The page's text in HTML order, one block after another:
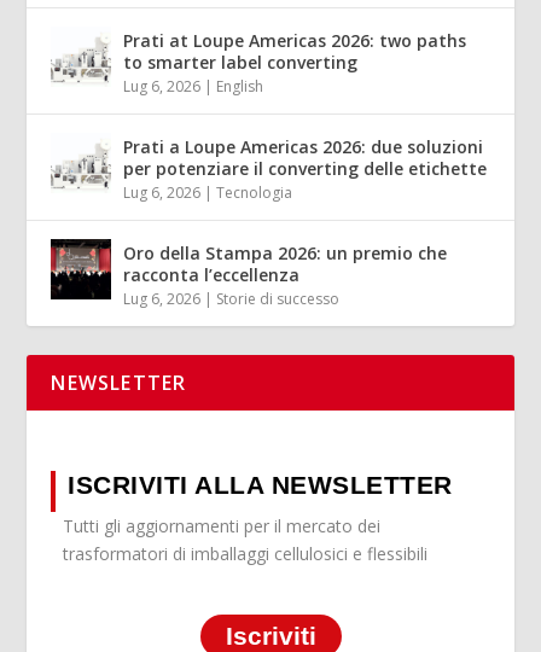
Prati at Loupe Americas 2026: two paths
to smarter label converting
Lug 6, 2026 | English
Prati a Loupe Americas 2026: due soluzioni
per potenziare il converting delle etichette
Lug 6, 2026 |Tecnologia
Oro della Stampa 2026: un premio che
racconta l’eccellenza
Lug 6, 2026 | Storie di successo
NEWSLETTER
ISCRIVITI ALLA NEWSLETTER
Tutti gli aggiornamenti per il mercato dei
trasformatori di imballaggi cellulosici e flessibili
Iscriviti